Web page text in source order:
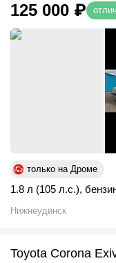
125 000 ₽
только на Дроме
1.8 л (105 л.с.),
Нижнеудинск
Toyota Corona